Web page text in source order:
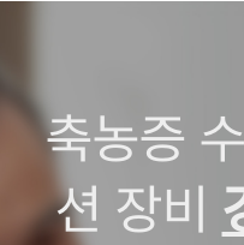
축농증
션 장비